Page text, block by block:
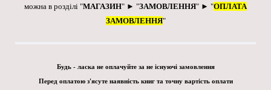
можна в розділі "МАГАЗИН" ► "ЗАМОВЛЕННЯ" ► "ОПЛАТА
ЗАМОВЛЕННЯ"
Будь - ласка не оплачуйте за не існуючі замовлення
Перед оплатою з'ясуте наявність книг та точну вартість оплати